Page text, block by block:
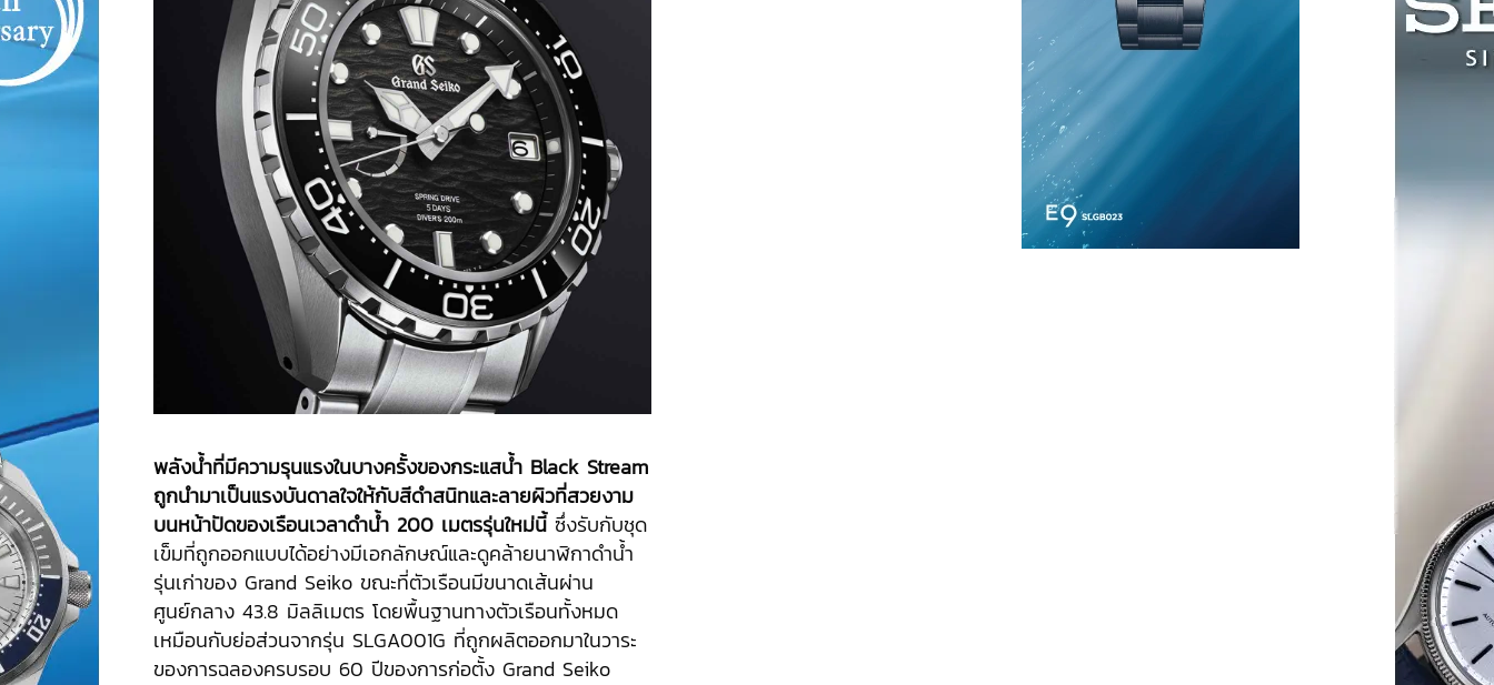
พลังน้ำที่มีความรุนแรงในบางครั้งของกระแสน้ำ Black Stream
ถูกนำมาเป็นแรงบันดาลใจให้กับสีดำสนิทและลายผิวที่สวยงาม
บนหน้าปัดของเรือนเวลาดำน้ำ 200 เมตรรุ่นใหม่นี้ซึ่งรับกับชุด
เข็มที่ถูกออกแบบได้อย่างมีเอกลักษณ์และดูคล้ายนาฬิกาดำน้ำ
รุ่นเก่าของ Grand Seiko ขณะที่ตัวเรือนมีขนาดเส้นผ่าน
ศูนย์กลาง 43.8 มิลลิเมตร โดยพื้นฐานทางตัวเรือนทั้งหมด
เหมือนกับย่อส่วนจากรุ่น SLGA001G ที่ถูกผลิตออกมาในวาระ
ของการฉลองครบรอบ 60 ปีของการก่อตั้ง Grand Seiko